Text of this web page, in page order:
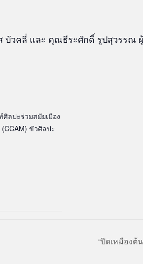
บัวคลี่ และ คุณธีระศักดิ์ รูปสุวรรณ
ลปะร่วมสมัยเมือง
(CCAM) ขัวศิลปะ
“ปิดเหมืองต้